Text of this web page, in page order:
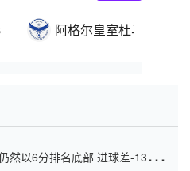
阿格尔皇室杜马
然以6分排名底部 进球差-13令人